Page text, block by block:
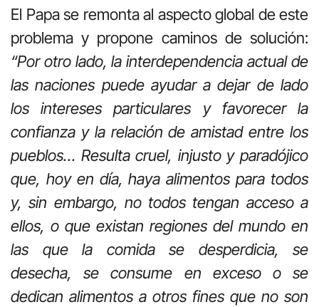
El Papa se remonta al aspecto global de este
problema y propone caminos de solución:
“Por otro lado, la interdependencia actual de
las naciones puede ayudar a dejar de lado
los intereses particulares y favorecer la
confianza y la relación de amistad entre los
pueblos… Resulta cruel, injusto y paradójico
que, hoy en día, haya alimentos para todos
y, sin embargo, no todos tengan acceso a
ellos, o que existan regiones del mundo en
las que la comida se desperdicia, se
desecha, se consume en exceso o se
dedican alimentos a otros fines que no son